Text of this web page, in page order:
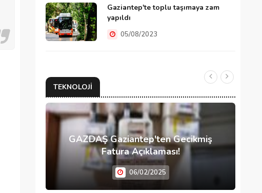
Gaziantep'te toplu taşımaya zam
yapıldı
05/08/2023
TEKNOLOJI
GAZDAŞ Gaziantep'ten Gecikmiş
Fatura Açıklaması!
06/02/2025